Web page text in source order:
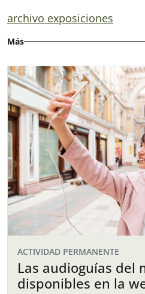
archivo exposiciones
Más
ACTIVIDAD PERMANENTE
Las audioguías del
disponibles en la